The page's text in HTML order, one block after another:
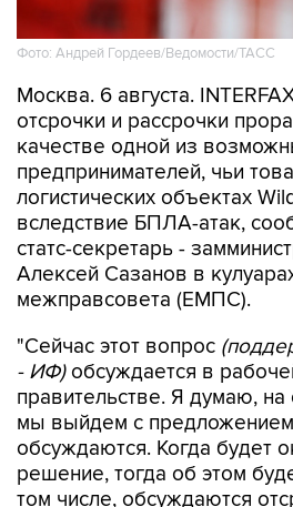
Фото: Андрей Гордеев/Ведомости/ТАСС
Москва. 6 августа.
качестве одной из
предпринимателей, чьи
логистических объектах
вследствие БПЛА-атак,
статс-секретарь -
Алексей Сазанов в
межправсовета (ЕМПС).
"Сейчас этот вопрос
правительстве. Я думаю,
мы выйдем с
обсуждаются. Когда будет
решение, тогда об этом
том числе, обсуждаются
по налогам", - сказал он.